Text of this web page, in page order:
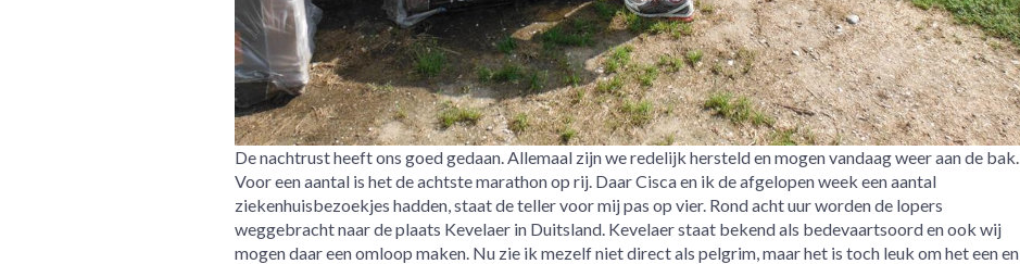
De nachtrust heeft ons goed gedaan. Allemaal zijn we redelijk hersteld en mogen vandaag weer aan de bak.
Voor een aantal is het de achtste marathon op rij. Daar Cisca en ik de afgelopen week een aantal
ziekenhuisbezoekjes hadden, staat de teller voor mij pas op vier. Rond acht uur worden de lopers
weggebracht naar de plaats Kevelaer in Duitsland. Kevelaer staat bekend als bedevaartsoord en ook wij
mogen daar een omloop maken. Nu zie ik mezelf niet direct als pelgrim, maar het is toch leuk om het een en